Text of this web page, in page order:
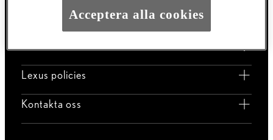
Lexus policies
Kontakta oss
Acceptera alla cookies